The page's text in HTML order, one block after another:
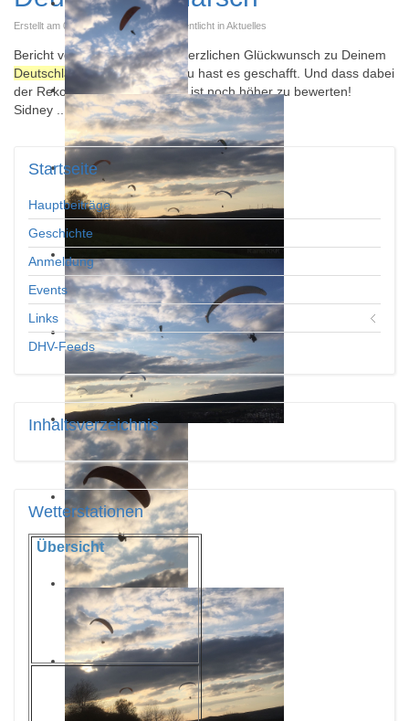
Erstellt am 02. September 2015. Veröffentlicht in Aktuelles
Bericht vom 18.08 in der SZ Herzlichen Glückwunsch zu Deinem
DeutschlandmarschSidney. Du hast es geschafft. Und dass dabei
der Rekord gebrochen wurde, ist noch höher zu bewerten!
Sidney ...
Startseite
Hauptbeiträge
Geschichte
Anmeldung
Events
Links
DHV-Feeds
Inhaltsverzeichnis
Wetterstationen
Übersicht